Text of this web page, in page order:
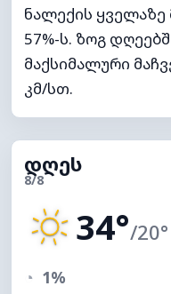
ნალექის ყველაზე
57%-ს. ზოგ
მაქსიმალური
კმ/სთ.
დღეს
8/8
34°/20°
◔ 1%